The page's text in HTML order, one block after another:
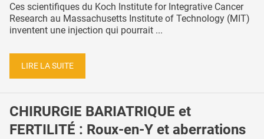
Ces scientifiques du Koch Institute for Integrative Cancer
Research au Massachusetts Institute of Technology (MIT)
inventent une injection qui pourrait ...
LIRE LA SUITE
CHIRURGIE BARIATRIQUE et
FERTILITÉ : Roux-en-Y et aberrations